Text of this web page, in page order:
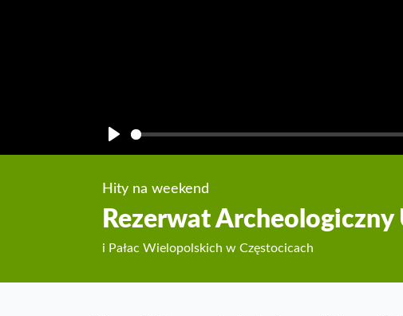
Hity na weekend
Rezerwat
i Pałac Wielopolskich w Częstocicach